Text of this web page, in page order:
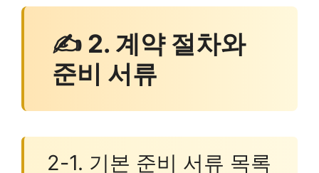
✍ 2. 계약 절차와
준비 서류
2-1. 기본 준비 서류 목록